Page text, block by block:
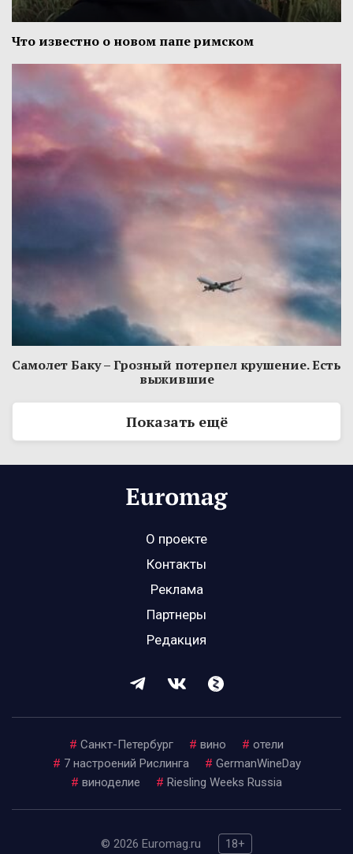
Что известно о новом папе римском
Самолет Баку – Грозный потерпел крушение. Есть
выжившие
Показать ещё
О проекте
Контакты
Реклама
Партнеры
Редакция
# Санкт-Петербург # вино # отели
# 7 настроений Рислинга # GermanWineDay
# виноделие # Riesling Weeks Russia
© 2026 Euromag.ru 18+